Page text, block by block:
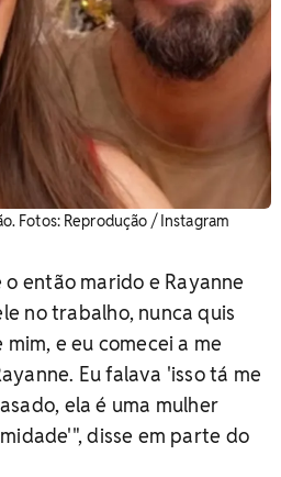
​Fotos: Reprodução / Instagram
então marido e Rayanne
no trabalho, nunca quis
e eu comecei a me
Eu falava 'isso tá me
ela é uma mulher
disse em parte do